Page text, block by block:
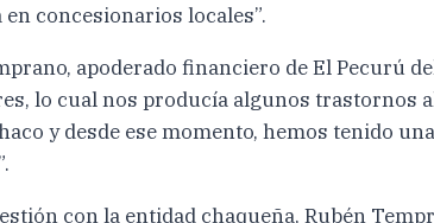
concesionarios locales”.
apoderado financiero de El Pecurú
lo cual nos producía algunos
y desde ese momento, hemos tenido
con la entidad chaqueña, Rubén